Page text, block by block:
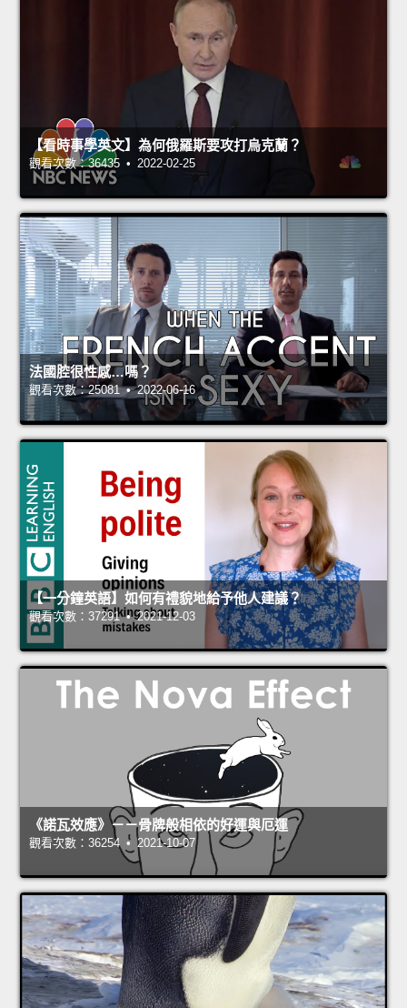
【看時事學英文】為何俄羅斯要攻打烏克蘭？
觀看次數：36435 • 2022-02-25
法國腔很性感…嗎？
觀看次數：25081 • 2022-06-16
【一分鐘英語】如何有禮貌地給予他人建議？
觀看次數：37291 • 2021-12-03
《諾瓦效應》－－骨牌般相依的好運與厄運
觀看次數：36254 • 2021-10-07